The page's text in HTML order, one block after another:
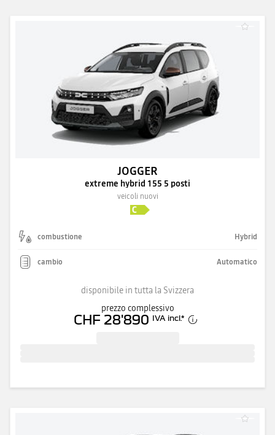
JOGGER
extreme hybrid 155 5 posti
veicoli nuovi
combustione Hybrid
cambio Automatico
disponibile in tutta la Svizzera
prezzo complessivo
CHF 28'890 IVA incl.*